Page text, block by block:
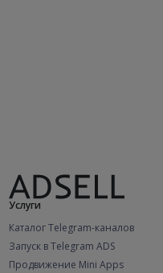
Услуги
Каталог Telegram-каналов
Запуск в Telegram ADS
Продвижение Mini Apps